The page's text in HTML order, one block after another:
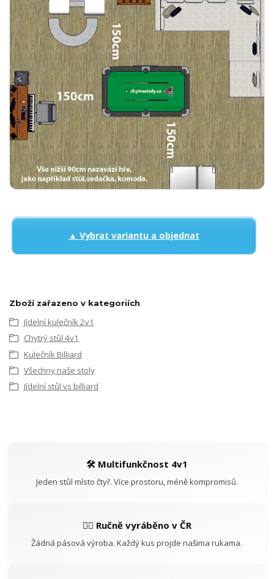
▲ Vybrat variantu a objednat
Zboží zařazeno v kategoriích
Jídelní kulečník 2v1
Chytrý stůl 4v1
Kulečník Billiard
Všechny naše stoly
Jídelní stůl vs billiard
🛠️ Multifunkčnost 4v1
Jeden stůl místo čtyř. Více prostoru, méně kompromisů.
👷‍♂️ Ručně vyráběno v ČR
Žádná pásová výroba. Každý kus projde našima rukama.